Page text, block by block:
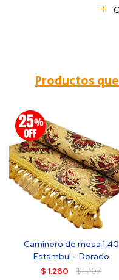
Productos
Caminero de mesa 1,40
Estambul - Dorado
$ 1.280 $1.707